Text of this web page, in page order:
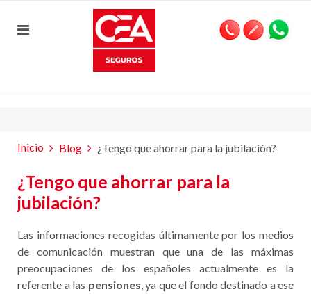
Inicio Blog ¿Tengo que ahorrar para la jubilación?
¿Tengo que ahorrar para la
jubilación?
Las informaciones recogidas últimamente por los medios
de comunicación muestran que una de las máximas
preocupaciones de los españoles actualmente es la
referente a las pensiones, ya que el fondo destinado a ese